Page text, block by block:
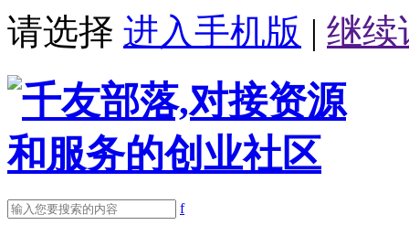
请选择 进入手机版 | 继续
f